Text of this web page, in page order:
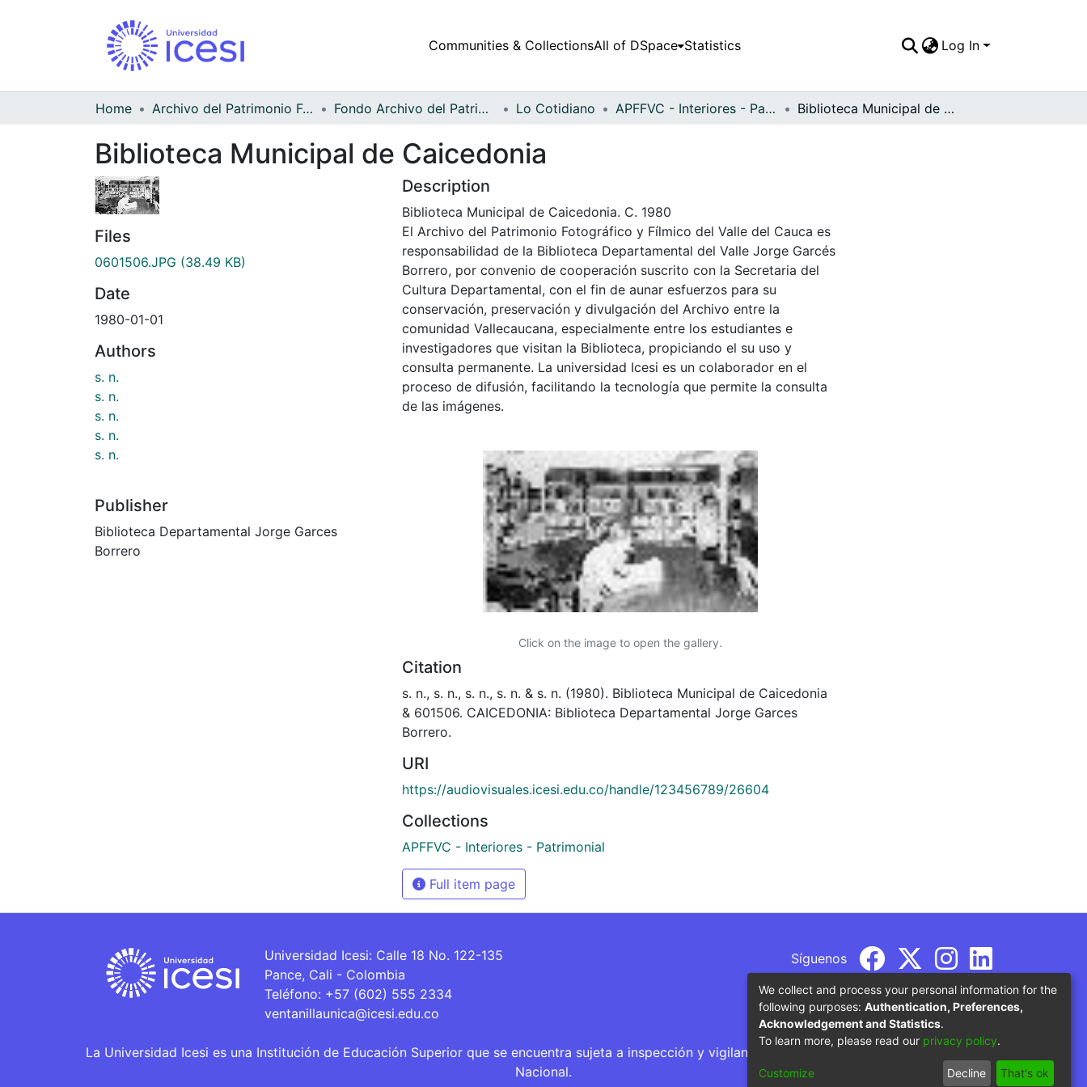
Communities & CollectionsAll of DSpace Statistics Log In
Home Archivo del Patrimonio Fotográfico y Fílmico del Valle del Cauca Fondo Archivo del Patrimonio Fotográfico y Fílmico del Valle del Cauca Lo Cotidiano APFFVC - Interiores - Patrimonial Biblioteca Municipal de Caicedonia
Biblioteca Municipal de Caicedonia
Files
0601506.JPG (38.49 KB)
Date
1980-01-01
Authors
s. n.
s. n.
s. n.
s. n.
s. n.
Publisher
Biblioteca Departamental Jorge Garces
Borrero
Description
Biblioteca Municipal de Caicedonia. C. 1980
El Archivo del Patrimonio Fotográfico y Fílmico del Valle del Cauca es
responsabilidad de la Biblioteca Departamental del Valle Jorge Garcés
Borrero, por convenio de cooperación suscrito con la Secretaria del
Cultura Departamental, con el fin de aunar esfuerzos para su
conservación, preservación y divulgación del Archivo entre la
comunidad Vallecaucana, especialmente entre los estudiantes e
investigadores que visitan la Biblioteca, propiciando el su uso y
consulta permanente. La universidad Icesi es un colaborador en el
proceso de difusión, facilitando la tecnología que permite la consulta
de las imágenes.
Click on the image to open the gallery.
Citation
s. n., s. n., s. n., s. n. & s. n. (1980). Biblioteca Municipal de Caicedonia
& 601506. CAICEDONIA: Biblioteca Departamental Jorge Garces
Borrero.
URI
https://audiovisuales.icesi.edu.co/handle/123456789/26604
Collections
APFFVC - Interiores - Patrimonial
Full item page
Universidad Icesi: Calle 18 No. 122-135
Pance, Cali - Colombia
Teléfono: +57 (602) 555 2334
ventanillaunica@icesi.edu.co
Síguenos
La Universidad Icesi es una Institución de Educación Superior que se encuentra sujeta a inspección y vigilancia por parte del Ministerio de Educación
Nacional.
We collect and process your personal information for the
following purposes: Authentication, Preferences,
Acknowledgement and Statistics.
To learn more, please read our privacy policy.
Customize Decline That's ok